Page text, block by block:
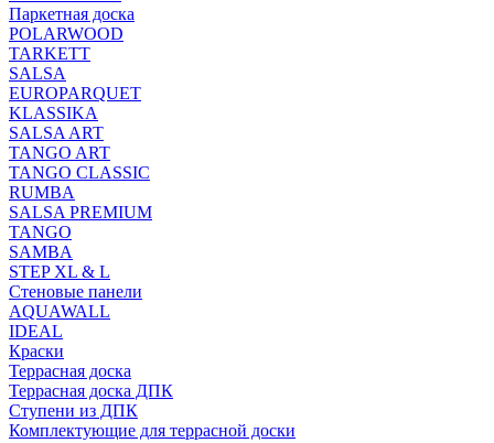
Паркетная доска
POLARWOOD
TARKETT
SALSA
EUROPARQUET
KLASSIKA
SALSA ART
TANGO ART
TANGO CLASSIC
RUMBA
SALSA PREMIUM
TANGO
SAMBA
STEP XL & L
Стеновые панели
AQUAWALL
IDEAL
Краски
Террасная доска
Террасная доска ДПК
Ступени из ДПК
Комплектующие для террасной доски